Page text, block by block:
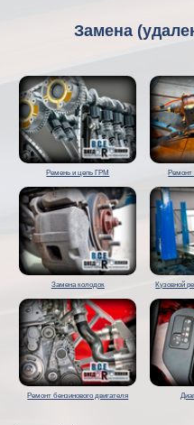
Замена
Ремень и цепь ГРМ Ремонт
Замена колодок Кузовной
Ремонт бензинового двигателя